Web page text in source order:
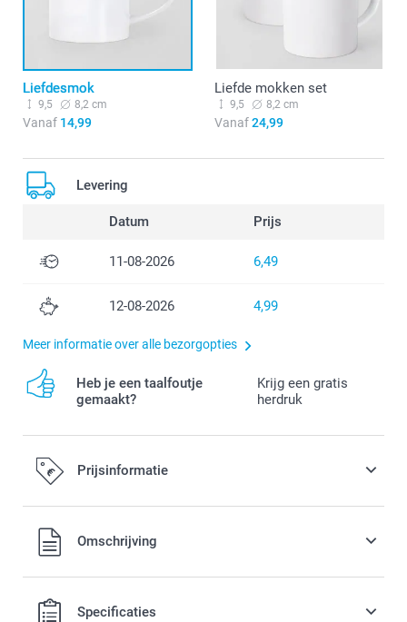
Liefdesmok
9,5 8,2 cm
Vanaf 14,99
Liefde mokken set
9,5 8,2 cm
Vanaf24,99
Levering
Datum Prijs
11-08-2026 6,49
12-08-2026 4,99
Meer informatie over alle bezorgopties
Heb je een taalfoutje
gemaakt?
Krijg een gratis
herdruk
Prijsinformatie
Alle prijzen zijn in EURO (€) inclusief BTW en exclusief
verzendkosten.Omschrijving
Specificaties